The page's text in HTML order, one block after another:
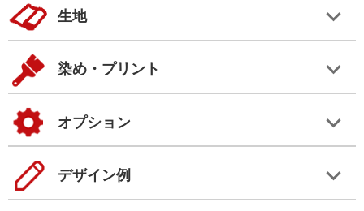
生地
染め・プリント
オプション
デザイン例